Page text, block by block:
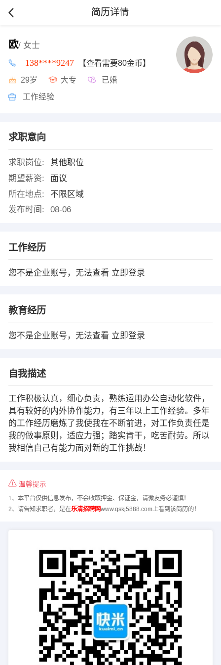
简历详情
欧/ 女士
138****9247 【查看需要80金币】
29岁 大专 已婚
工作经验
求职意向
求职岗位:
其他职位
期望薪资:
面议
所在地点:
不限区域
发布时间:
08-06
工作经历
您不是企业账号，无法查看 立即登录
教育经历
您不是企业账号，无法查看 立即登录
自我描述
工作积极认真，细心负责，熟练运用办公自动化软件，
具有较好的内外协作能力，有三年以上工作经验。多年
的工作经历磨炼了我使我在不断前进，对工作负责任是
我的做事原则，适应力强；踏实肯干，吃苦耐劳。所以
我相信自己有能力面对新的工作挑战！
温馨提示
1、本平台仅供信息发布，不会收取押金、保证金，请微友务必谨慎！
2、请告知求职者，是在乐清招聘网www.qskj5888.com上看到该简历的！